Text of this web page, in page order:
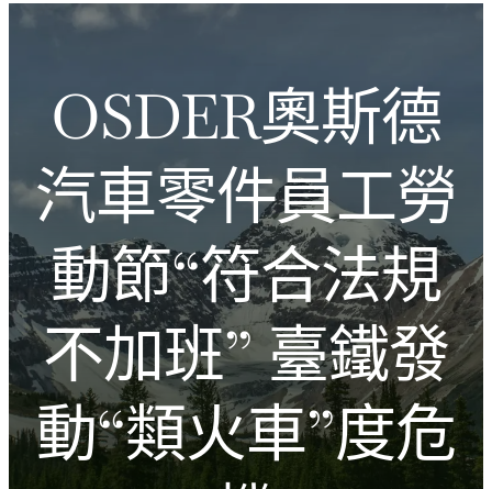
Introducing the Savara collection of luxury resorts
文化的激盪
OSDER奧斯德
汽車零件員工勞
動節“符合法規
不加班” 臺鐵發
動“類火車”度危